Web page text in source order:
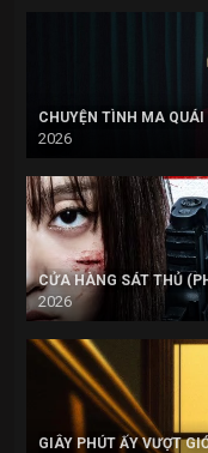
CHUYỆN TÌNH MA QUÁI
2026
CỬA HÀNG SÁT THỦ
2026
GIÂY PHÚT ẤY VƯỢT